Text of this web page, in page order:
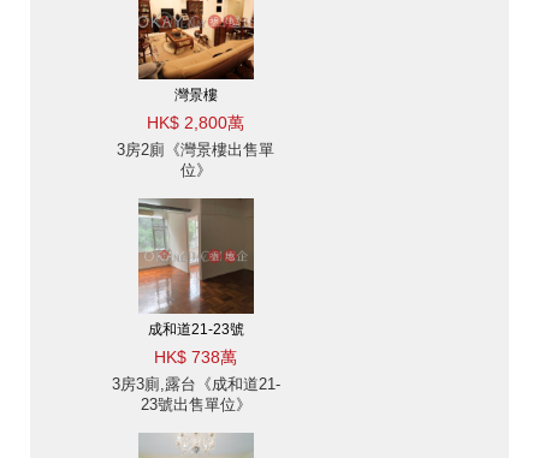
灣景樓
HK$ 2,800萬
3房2廁《灣景樓出售單
位》
成和道21-23號
HK$ 738萬
3房3廁,露台《成和道21-
23號出售單位》